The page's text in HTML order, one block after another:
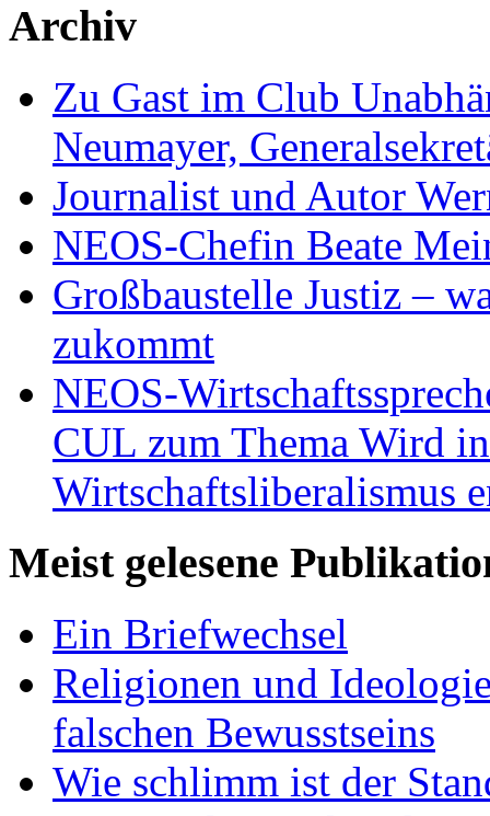
Archiv
Zu Gast im Club
Neumayer,
Journalist und Autor
NEOS-Chefin Beate
Großbaustelle Justiz –
zukommt
NEOS-
CUL zum Thema Wird
Wirtschaftsliberalismus
Meist gelesene
Ein Briefwechsel
Religionen und
falschen Bewusstseins
Wie schlimm ist der